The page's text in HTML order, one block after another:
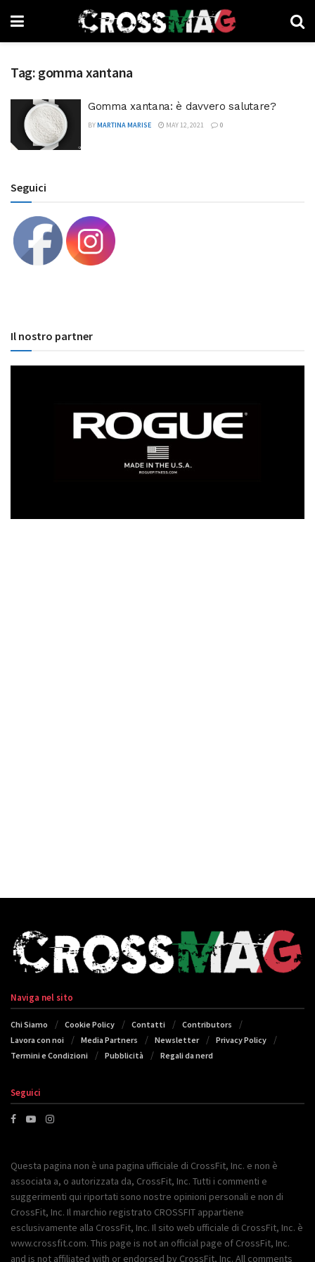
Tag: gomma xantana
Gomma xantana: è davvero salutare?
BYMARTINA MARISE MAY 12, 2021 0
Seguici
Il nostro partner
Naviga nel sito
Chi Siamo Cookie Policy Contatti
Contributors
Lavora con noi
Media Partners Newsletter
Privacy Policy
Termini e Condizioni
Pubblicità Regali da nerd
Seguici
Questa pagina non è una pagina ufficiale di CrossFit, Inc. e non è
associata a, o autorizzata da, CrossFit, Inc. Tutti i commenti e
suggerimenti qui riportati sono nostre opinioni personali e non di
CrossFit, Inc. Il marchio registrato CROSSFIT appartiene
esclusivamente alla CrossFit, Inc. Il sito web ufficiale di CrossFit, Inc. è
www.crossfit.com. This page is not an official page of CrossFit, Inc.
and is not affiliated with or endorsed by CrossFit, Inc. All comments